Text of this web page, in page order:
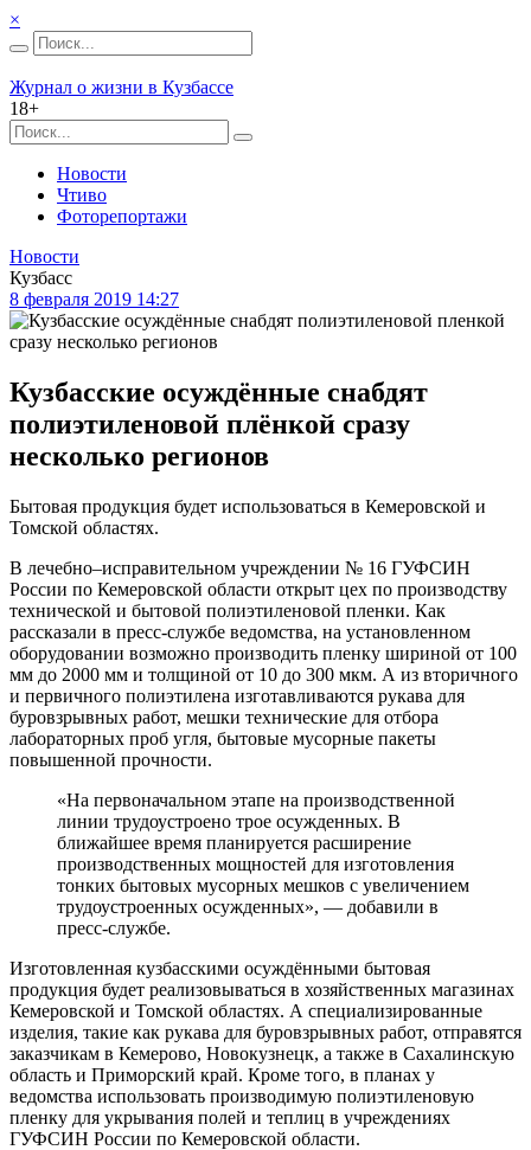
×
Журнал о жизни в Кузбассе
18+
Новости
Чтиво
Фоторепортажи
Новости
Кузбасс
8 февраля 2019 14:27
Кузбасские осуждённые снабдят
полиэтиленовой плёнкой сразу
несколько регионов
Бытовая продукция будет использоваться в Кемеровской и
Томской областях.
В лечебно–исправительном учреждении № 16 ГУФСИН
России по Кемеровской области открыт цех по производству
технической и бытовой полиэтиленовой пленки. Как
рассказали в пресс-службе ведомства, на установленном
оборудовании возможно производить пленку шириной от 100
мм до 2000 мм и толщиной от 10 до 300 мкм. А из вторичного
и первичного полиэтилена изготавливаются рукава для
буровзрывных работ, мешки технические для отбора
лабораторных проб угля, бытовые мусорные пакеты
повышенной прочности.
«На первоначальном этапе на производственной
линии трудоустроено трое осужденных. В
ближайшее время планируется расширение
производственных мощностей для изготовления
тонких бытовых мусорных мешков с увеличением
трудоустроенных осужденных», — добавили в
пресс-службе.
Изготовленная кузбасскими осуждёнными бытовая
продукция будет реализовываться в хозяйственных магазинах
Кемеровской и Томской областях. А специализированные
изделия, такие как рукава для буровзрывных работ, отправятся
заказчикам в Кемерово, Новокузнецк, а также в Сахалинскую
область и Приморский край. Кроме того, в планах у
ведомства использовать производимую полиэтиленовую
пленку для укрывания полей и теплиц в учреждениях
ГУФСИН России по Кемеровской области.